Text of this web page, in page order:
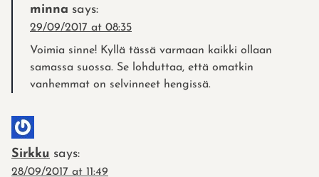
minna says:
29/09/2017 at 08:35
Voimia sinne! Kyllä tässä varmaan kaikki ollaan
samassa suossa. Se lohduttaa, että omatkin
vanhemmat on selvinneet hengissä.
Sirkku says:
28/09/2017 at 11:49